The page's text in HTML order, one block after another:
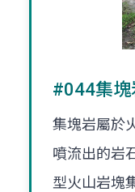
#044集塊
集塊岩屬於
噴流出的岩
型火山岩塊